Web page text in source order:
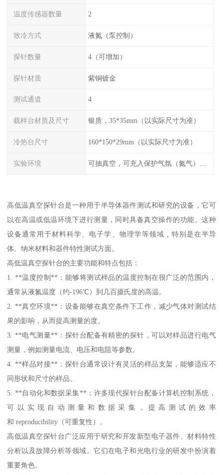
温度传感器数量 2
致冷方式 液氮（泵控制）
探针数量 4（可增加）
探针材质 紫铜镀金
测试通道 4
载样台材质及尺寸 银质，35*35mm（以实际尺寸为准）
冷热台尺寸 160*150*29mm（以实际尺寸为准）
实验环境
高低温真空探针台是一种用于半导体器件测试和研究的设备，它可
以在高温或低温环境下进行测量，同时具备真空操作的功能。这种
设备通常用于材料科学、电子学、物理学等领域，特别是在半导
体、纳米材料和器件特性测试方面。
高低温真空探针台的主要功能和特点包括：
1. **温度控制**：能够将测试样品的温度控制在很广泛的范围内，
通常从液氮温度（约-196℃）到几百摄氏度的高温。
2. **真空环境**：设备能够在真空条件下工作，减少气体对测试结
果的影响，从而提高测量的度。
3. **电气测量**：探针台配备有精密的探针，可以对样品进行电气
测量，例如测量电流、电压和电阻等参数。
4. **样品对接**：探针台通常设计有灵活的样品支架，能够适应不
同形状和尺寸的样品。
5. **自动化和数据采集**：许多现代探针台配备计算机控制系统，
可以实现自动测量和数据采集，提高测试的效率
和 reproducibility（可重复性）。
高低温真空探针台广泛应用于研究和开发新型电子器件、材料特性
分析以及故障分析等领域。它们在电子和光电行业的研发中扮演着
重要角色。